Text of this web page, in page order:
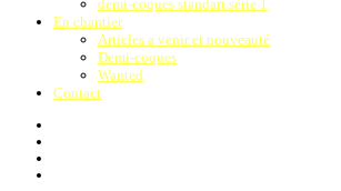
demi-coques standart série 1
En chantier
Articles a venir et nouveauté
Demi-coques
Wanted
Contact